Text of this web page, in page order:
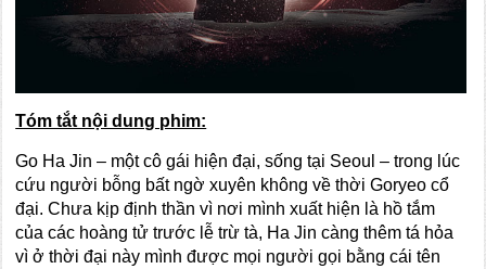
Tóm tắt nội dung phim:
Go Ha Jin – một cô gái hiện đại, sống tại Seoul – trong lúc
cứu người bỗng bất ngờ xuyên không về thời Goryeo cổ
đại. Chưa kịp định thần vì nơi mình xuất hiện là hồ tắm
của các hoàng tử trước lễ trừ tà, Ha Jin càng thêm tá hỏa
vì ở thời đại này mình được mọi người gọi bằng cái tên